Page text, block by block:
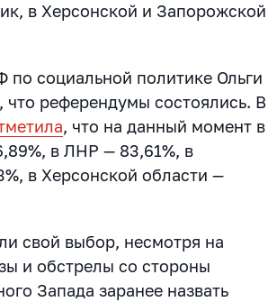
в Херсонской и Запорожской
социальной политике Ольги
референдумы состоялись. В
, что на данный момент в
в ЛНР — 83,61%, в
в Херсонской области —
свой выбор, несмотря на
и обстрелы со стороны
Запада заранее назвать